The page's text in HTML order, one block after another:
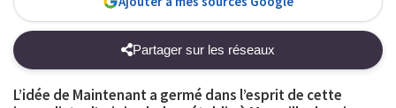
Partager sur les réseaux
L’idée de Maintenant a germé dans l’esprit de cette